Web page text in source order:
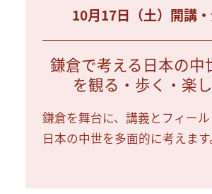
10月17日（土）開講
鎌倉で考える日本の中
を観る・歩く・楽し
鎌倉を舞台に、講義とフィー
日本の中世を多面的に考えます